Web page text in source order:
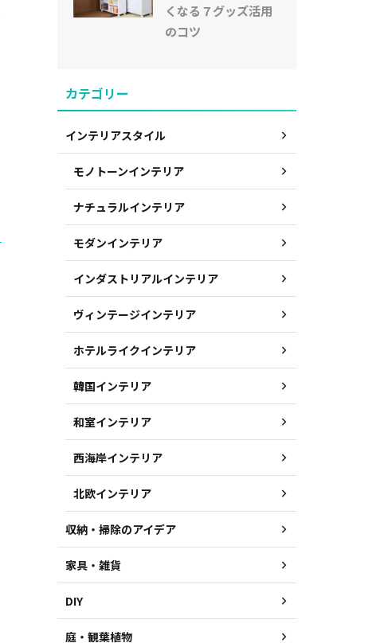
くなる７グッズ活用
のコツ
カテゴリー
インテリアスタイル
モノトーンインテリア
ナチュラルインテリア
モダンインテリア
インダストリアルインテリア
ヴィンテージインテリア
ホテルライクインテリア
韓国インテリア
和室インテリア
西海岸インテリア
北欧インテリア
収納・掃除のアイデア
家具・雑貨
DIY
庭・観葉植物